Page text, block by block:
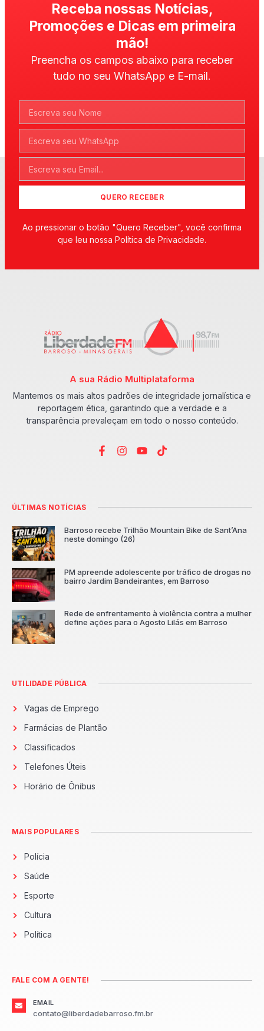
Receba nossas Notícias,
Promoções e Dicas em primeira
mão!
Preencha os campos abaixo para receber
tudo no seu WhatsApp e E-mail.
QUERO RECEBER
Ao pressionar o botão "Quero Receber", você confirma
que leu nossa Política de Privacidade.
A sua Rádio Multiplataforma
Mantemos os mais altos padrões de integridade jornalística e
reportagem ética, garantindo que a verdade e a
transparência prevaleçam em todo o nosso conteúdo.
ÚLTIMAS NOTÍCIAS
Barroso recebe Trilhão Mountain Bike de Sant’Ana
neste domingo (26)
PM apreende adolescente por tráfico de drogas no
bairro Jardim Bandeirantes, em Barroso
Rede de enfrentamento à violência contra a mulher
define ações para o Agosto Lilás em Barroso
UTILIDADE PÚBLICA
Vagas de Emprego
Farmácias de Plantão
Classificados
Telefones Úteis
Horário de Ônibus
MAIS POPULARES
Polícia
Saúde
Esporte
Cultura
Política
FALE COM A GENTE!
EMAIL
contato@liberdadebarroso.fm.br